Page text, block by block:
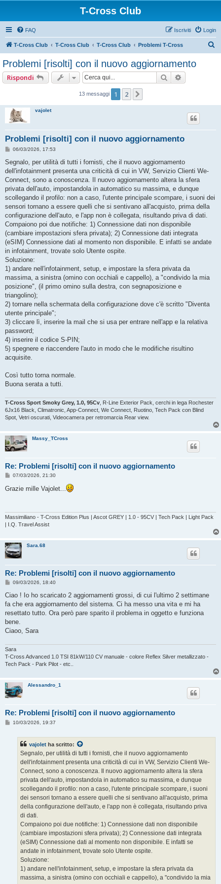
T-Cross Club
FAQ Login
Iscriviti
T-Cross Club T-Cross Club T-Cross Club Problemi T-Cross
Problemi [risolti] con il nuovo aggiornamento
Rispondi Cerca
13 messaggi 1 2
vajolet
Problemi [risolti] con il nuovo aggiornamento
M
s
a
g
i
o
06/03/2026, 17:53
Segnalo, per utilità di tutti i fornisti, che il nuovo aggiornamento
dell'infotainment presenta una criticità di cui in VW, Servizio Clienti We-
Connect, sono a conoscenza. Il nuovo aggiornamento altera la sfera
privata dell'auto, impostandola in automatico su massima, e dunque
scollegando il profilo: non a caso, l'utente principale scompare, i suoni dei
sensori tornano a essere quelli che si sentivano all'acquisto, prima della
configurazione dell'auto, e l'app non è collegata, risultando priva di dati.
Compaiono poi due notifiche: 1) Connessione dati non disponibile
(cambiare impostazioni sfera privata); 2) Connessione dati integrata
(eSIM) Connessione dati al momento non disponibile. E infatti se andate
in infotainment, trovate solo Utente ospite.
Soluzione:
1) andare nell'infotainment, setup, e impostare la sfera privata da
massima, a sinistra (omino con occhiali e cappello), a "condivido la mia
posizione", (il primo omino sulla destra, con segnaposizione e
triangolino);
2) tornare nella schermata della configurazione dove c'è scritto "Diventa
utente principale";
3) cliccare lì, inserire la mail che si usa per entrare nell'app e la relativa
password;
4) inserire il codice S-PIN;
5) spegnere e riaccendere l'auto in modo che le modifiche risultino
acquisite.
Così tutto torna normale.
Buona serata a tutti.
T-Cross Sport Smoky Grey, 1.0, 95Cv , R-Line Exterior Pack, cerchi in lega Rochester
6Jx16 Black, Climatronic, App-Connect, We Connect, Ruotino, Tech Pack con Blind
Spot, Vetri oscurati, Videocamera per retromarcia Rear view.
Massy_TCross
Re: Problemi [risolti] con il nuovo aggiornamento
M
s
s
i
o
07/03/2026, 21:30
Grazie mille Vajolet...
Massimiliano - T-Cross Edition Plus | Ascot GREY | 1.0 - 95CV | Tech Pack | Light Pack
| I.Q. Travel Assist
Sara.68
Re: Problemi [risolti] con il nuovo aggiornamento
M
s
a
g
i
o
09/03/2026, 18:40
Ciao ! Io ho scaricato 2 aggiornamenti grossi, di cui l'ultimo 2 settimane
fa che era aggiornamento del sistema. Ci ha messo una vita e mi ha
resettato tutto. Ora però pare sparito il problema in oggetto e funziona
bene.
Ciaoo, Sara
Sara
T-Cross Advanced 1.0 TSI 81kW/110 CV manuale - colore Reflex Silver metallizzato -
Tech Pack - Park Pilot - etc..
Alessandro_1
Re: Problemi [risolti] con il nuovo aggiornamento
M10/03/2026, 19:37
vajolet ha scritto:
Segnalo, per utilità di tutti i fornisti, che il nuovo aggiornamento
dell'infotainment presenta una criticità di cui in VW, Servizio Clienti We-
Connect, sono a conoscenza. Il nuovo aggiornamento altera la sfera
privata dell'auto, impostandola in automatico su massima, e dunque
scollegando il profilo: non a caso, l'utente principale scompare, i suoni
dei sensori tornano a essere quelli che si sentivano all'acquisto, prima
della configurazione dell'auto, e l'app non è collegata, risultando priva
di dati.
Compaiono poi due notifiche: 1) Connessione dati non disponibile
(cambiare impostazioni sfera privata); 2) Connessione dati integrata
(eSIM) Connessione dati al momento non disponibile. E infatti se
andate in infotainment, trovate solo Utente ospite.
Soluzione:
1) andare nell'infotainment, setup, e impostare la sfera privata da
massima, a sinistra (omino con occhiali e cappello), a "condivido la mia